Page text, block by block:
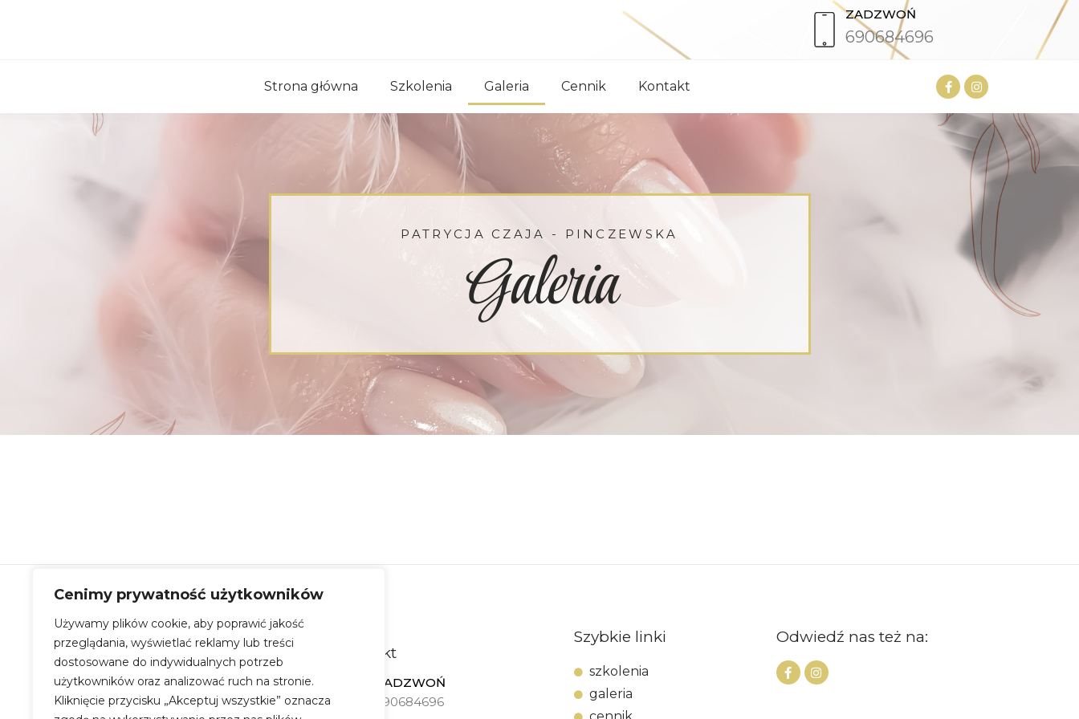
Cenimy prywatność użytkowników
Używamy plików cookie, aby poprawić jakość
przeglądania, wyświetlać reklamy lub treści
dostosowane do indywidualnych potrzeb
użytkowników oraz analizować ruch na stronie.
Kliknięcie przycisku „Akceptuj wszystkie” oznacza
ZADZWOŃ
690684696
Strona główna Szkolenia Galeria Cennik Kontakt
PATRYCJA CZAJA - PINCZEWSKA
Galeria
Kontakt
ZADZWOŃ
690684696
Szybkie linki
szkolenia
galeria
Odwiedź nas też na: